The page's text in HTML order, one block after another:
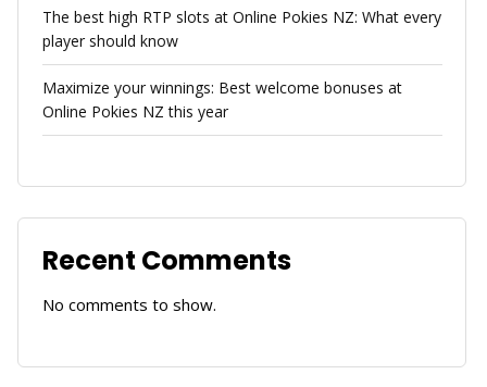
The best high RTP slots at Online Pokies NZ: What every
player should know
Maximize your winnings: Best welcome bonuses at
Online Pokies NZ this year
Recent Comments
No comments to show.